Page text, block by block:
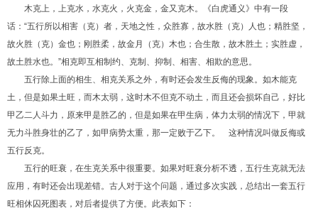
木克上，上克水，水克火，火克金，金又克木。《白虎通义》中有一段
话：“五行所以相害（克）者，天地之性，众胜寡，故水胜（克）人也；精胜坚，
故火胜（克）金也；刚胜柔，故金月（克）木也；合生散，故木胜土；实胜虚，
故土胜水也。”相克即互相制约、克制、抑制、相害、相欺的意思。
五行除上面的相生、相克关系之外，有时还会发生反侮的现象。如木能克
土，但是如果土旺，而木太弱，这时木不但克不动土，而且还会损坏自己，好比
甲乙二人斗力，原来甲是胜乙的，但是如果在甲生病，体力太弱的情况下，甲就
无力斗胜身壮的乙了，如甲病势太重，那一定败于乙下。 这种情况叫做反侮或
五行反克。
五行的旺衰，在生克关系中很重要。如果对旺衰分析不透，五行生克就无法
应用，有时还会出现差错。古人对于这个问题，通过多次实践，总结出一套五行
旺相休囚死图表，对后者提供了方便。此表如下：